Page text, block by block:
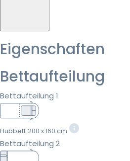
Eigenschaften
Bettaufteilung
Bettaufteilung 1
Hubbett 200 x 160 cm
Bettaufteilung 2